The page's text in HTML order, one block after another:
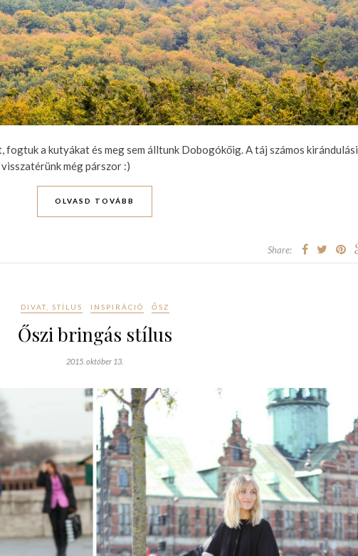
fogtuk a kutyákat és meg sem álltunk Dobogókőig. A táj számos kirándulási
még párszor :)
OLVASD TOVÁBB
Share:
DIVAT, STÍLUS INSPIRÁCIÓ ŐSZ
Őszi bringás stílus
2015. október 13.